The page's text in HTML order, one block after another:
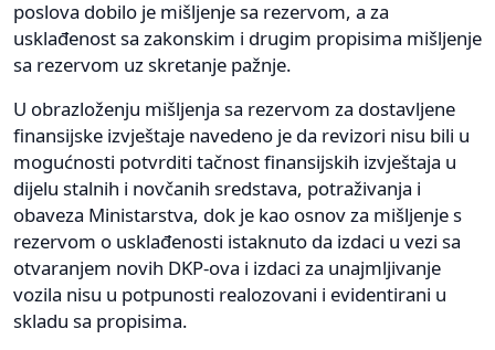
poslova dobilo je mišljenje sa rezervom, a za
usklađenost sa zakonskim i drugim propisima mišljenje
sa rezervom uz skretanje pažnje.
U obrazloženju mišljenja sa rezervom za dostavljene
finansijske izvještaje navedeno je da revizori nisu bili u
mogućnosti potvrditi tačnost finansijskih izvještaja u
dijelu stalnih i novčanih sredstava, potraživanja i
obaveza Ministarstva, dok je kao osnov za mišljenje s
rezervom o usklađenosti istaknuto da izdaci u vezi sa
otvaranjem novih DKP-ova i izdaci za unajmljivanje
vozila nisu u potpunosti realozovani i evidentirani u
skladu sa propisima.